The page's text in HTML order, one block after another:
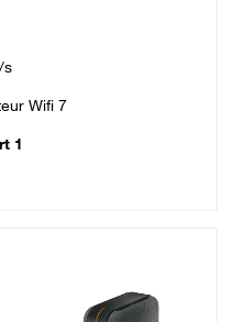
s
Wifi 7
1